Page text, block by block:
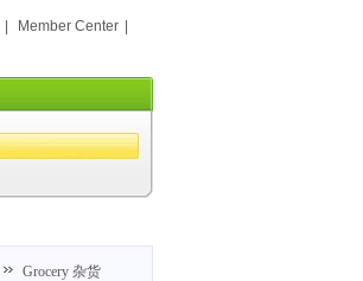
Member Center
Grocery 杂货